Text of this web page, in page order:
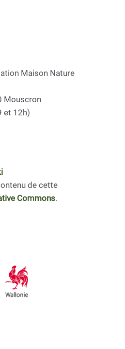
Maison Nature
Mouscron
et 12h)
de cette
Commons.